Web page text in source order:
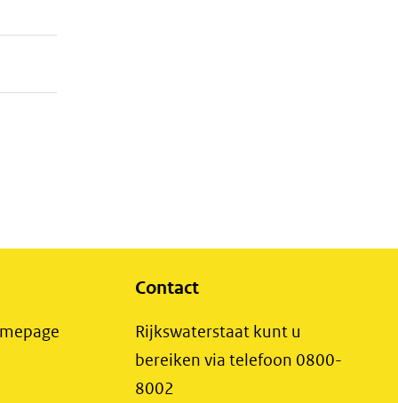
Contact
Rijkswaterstaat kunt u
bereiken via telefoon 0800-
8002